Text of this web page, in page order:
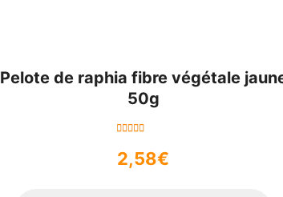
Pelote de raphia fibre végétale
50g
5
2,58€